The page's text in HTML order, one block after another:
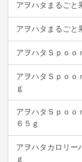
アヲハタまるご
アヲハタまるご
アヲハタＳｐｏ
アヲハタＳｐｏ
ｇ
アヲハタＳｐｏｏ
６５ｇ
アヲハタカロリ
ｇ